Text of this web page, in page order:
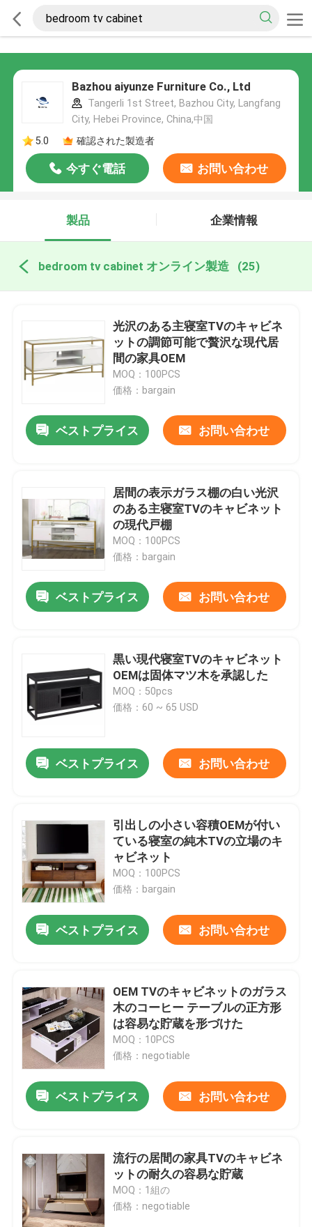
Bazhou aiyunze Furniture Co., Ltd
Tangerli 1st Street, Bazhou City, Langfang
City, Hebei Province, China,中国
5.0
確認された製造者
今すぐ電話 お問い合わせ
製品 企業情報
bedroom tv cabinet オンライン製造 (25)
光沢のある主寝室TVのキャビネ
ットの調節可能で贅沢な現代居
間の家具OEM
MOQ：100PCS
価格：bargain
ベストプライス お問い合わせ
居間の表示ガラス棚の白い光沢
のある主寝室TVのキャビネット
の現代戸棚
MOQ：100PCS
価格：bargain
ベストプライス お問い合わせ
黒い現代寝室TVのキャビネット
OEMは固体マツ木を承認した
MOQ：50pcs
価格：60 ~ 65 USD
ベストプライス お問い合わせ
引出しの小さい容積OEMが付い
ている寝室の純木TVの立場のキ
ャビネット
MOQ：100PCS
価格：bargain
ベストプライス お問い合わせ
OEM TVのキャビネットのガラス
木のコーヒー テーブルの正方形
は容易な貯蔵を形づけた
MOQ：10PCS
価格：negotiable
ベストプライス お問い合わせ
流行の居間の家具TVのキャビネ
ットの耐久の容易な貯蔵
MOQ：1組の
価格：negotiable